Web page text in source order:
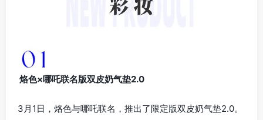
烙色×哪吒联名版双皮奶气垫2.0
3月1日，烙色与哪吒联名，推出了限定版双皮奶气垫2.0。